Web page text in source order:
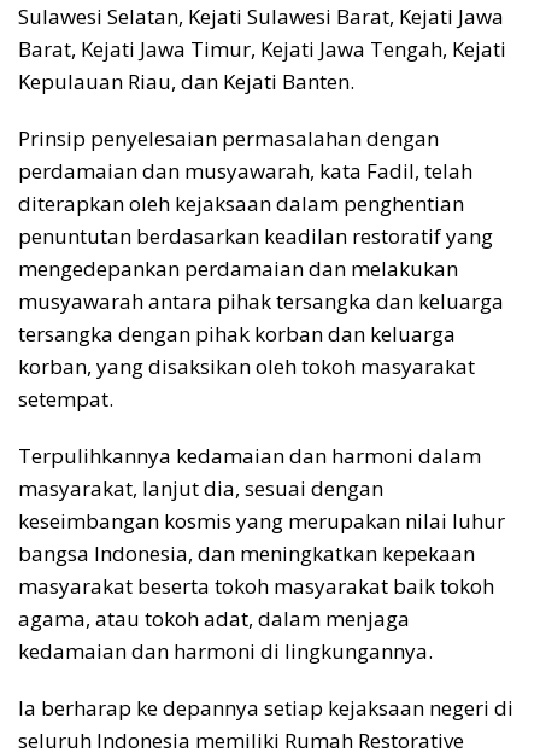
Sulawesi Selatan, Kejati Sulawesi Barat, Kejati Jawa
Barat, Kejati Jawa Timur, Kejati Jawa Tengah, Kejati
Kepulauan Riau, dan Kejati Banten.
Prinsip penyelesaian permasalahan dengan
perdamaian dan musyawarah, kata Fadil, telah
diterapkan oleh kejaksaan dalam penghentian
penuntutan berdasarkan keadilan restoratif yang
mengedepankan perdamaian dan melakukan
musyawarah antara pihak tersangka dan keluarga
tersangka dengan pihak korban dan keluarga
korban, yang disaksikan oleh tokoh masyarakat
setempat.
Terpulihkannya kedamaian dan harmoni dalam
masyarakat, lanjut dia, sesuai dengan
keseimbangan kosmis yang merupakan nilai luhur
bangsa Indonesia, dan meningkatkan kepekaan
masyarakat beserta tokoh masyarakat baik tokoh
agama, atau tokoh adat, dalam menjaga
kedamaian dan harmoni di lingkungannya.
Ia berharap ke depannya setiap kejaksaan negeri di
seluruh Indonesia memiliki Rumah Restorative